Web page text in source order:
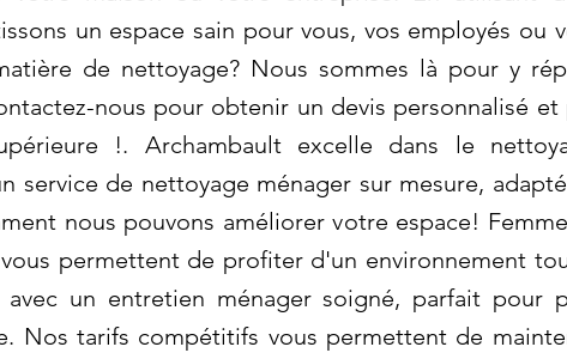
un espace sain pour vous, vos employés ou
de nettoyage? Nous sommes là pour y
nous pour obtenir un devis personnalisé
!. Archambault excelle dans le
service de nettoyage ménager sur mesure,
nous pouvons améliorer votre espace!
permettent de profiter d'un environnement
un entretien ménager soigné, parfait pour
Nos tarifs compétitifs vous permettent de